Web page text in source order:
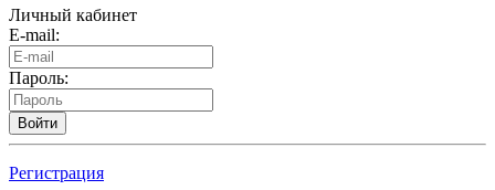
Личный кабинет
E-mail:
Пароль:
Войти
Регистрация